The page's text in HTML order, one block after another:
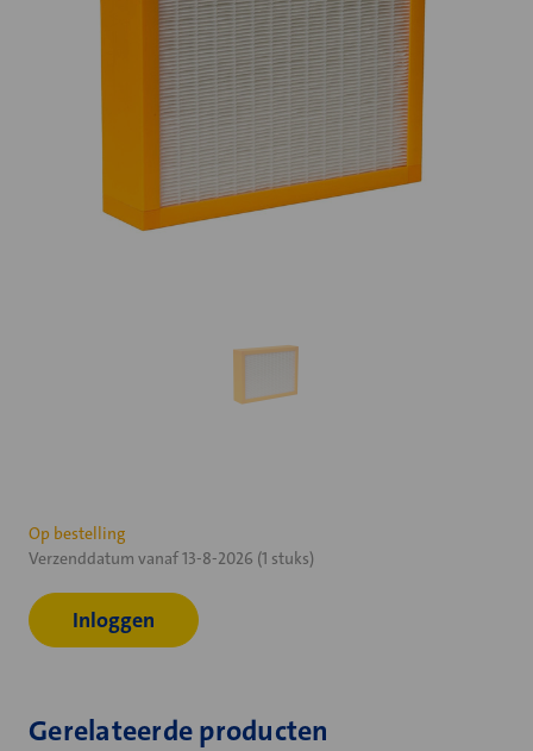
Huidige
voorraad:
Op bestelling
Verzenddatum vanaf 13-8-2026 (1 stuks)
Inloggen
Gerelateerde producten